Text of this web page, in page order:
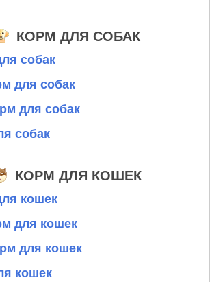
КОРМ ДЛЯ СОБАК
собак
для собак
для собак
собак
КОРМ ДЛЯ КОШЕК
кошек
для кошек
для кошек
кошек